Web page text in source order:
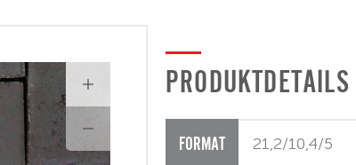
PRODUKTDETAILS
FORMAT